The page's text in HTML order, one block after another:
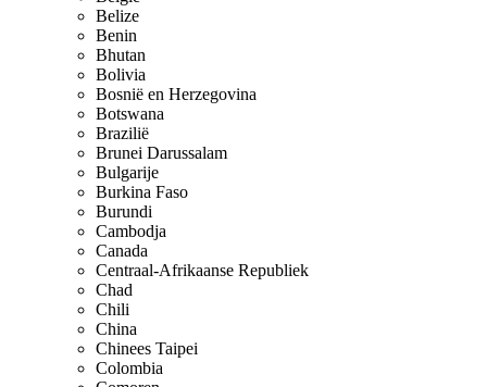
Belize
Benin
Bhutan
Bolivia
Bosnië en Herzegovina
Botswana
Brazilië
Brunei Darussalam
Bulgarije
Burkina Faso
Burundi
Cambodja
Canada
Centraal-Afrikaanse Republiek
Chad
Chili
China
Chinees Taipei
Colombia